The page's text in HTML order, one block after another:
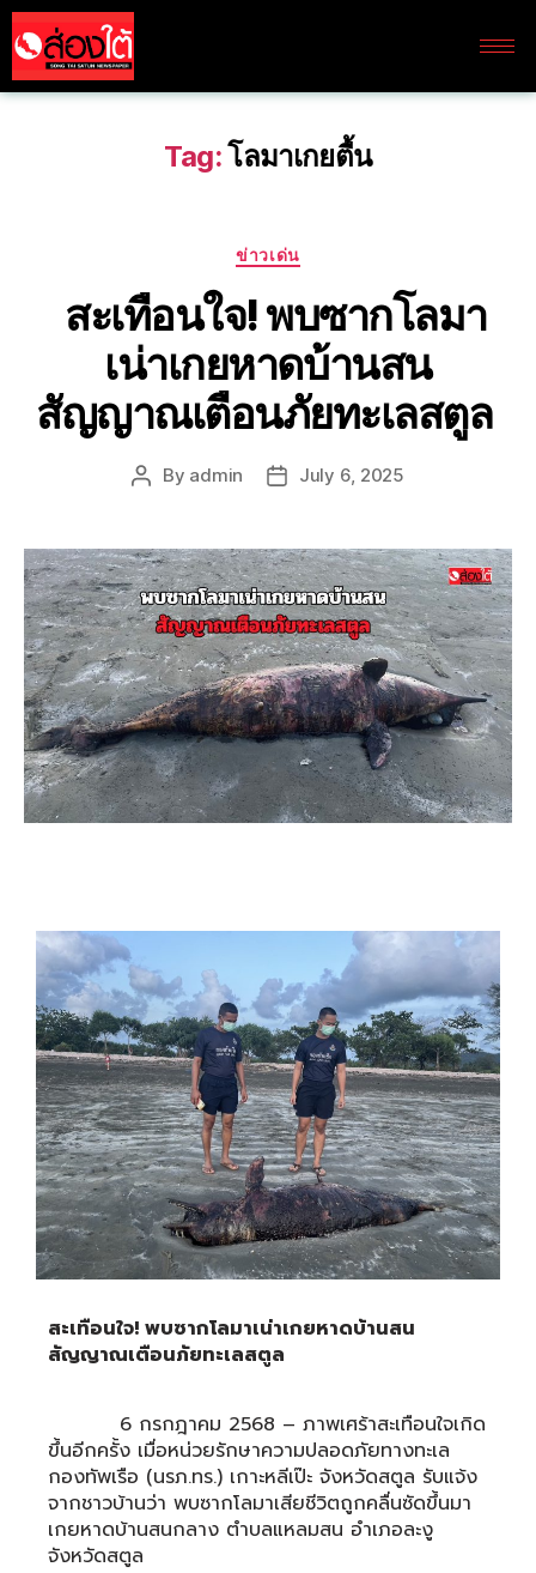
Tag:โลมาเกยตื้น
ข่าวเด่น
สะเทือนใจ! พบซากโลมา
เน่าเกยหาดบ้านสน
สัญญาณเตือนภัยทะเลสตูล
By admin July 6, 2025
สะเทือนใจ! พบซากโลมาเน่าเกยหาดบ้านสน
สัญญาณเตือนภัยทะเลสตูล
6 กรกฎาคม 2568 – ภาพเศร้าสะเทือนใจเกิด
ขึ้นอีกครั้ง เมื่อหน่วยรักษาความปลอดภัยทางทะเล
กองทัพเรือ (นรภ.ทร.) เกาะหลีเป๊ะ จังหวัดสตูล รับแจ้ง
จากชาวบ้านว่า พบซากโลมาเสียชีวิตถูกคลื่นซัดขึ้นมา
เกยหาดบ้านสนกลาง ตำบลแหลมสน อำเภอละงู
จังหวัดสตูล